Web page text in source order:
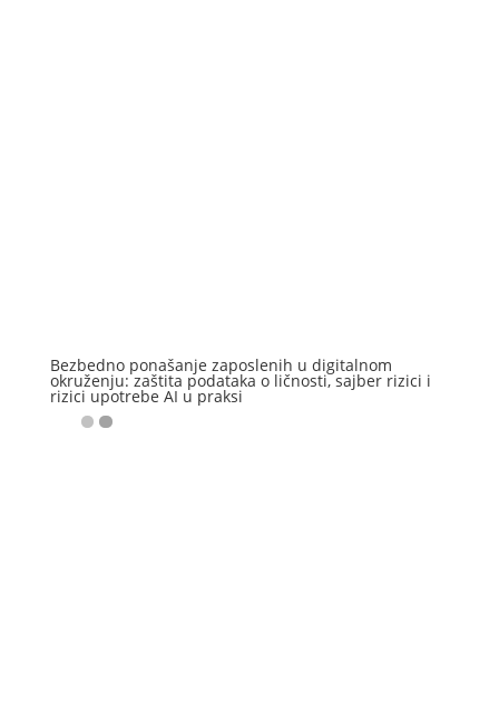
Bezbedno ponašanje zaposlenih u digitalnom
okruženju: zaštita podataka o ličnosti, sajber rizici i
rizici upotrebe AI u praksi